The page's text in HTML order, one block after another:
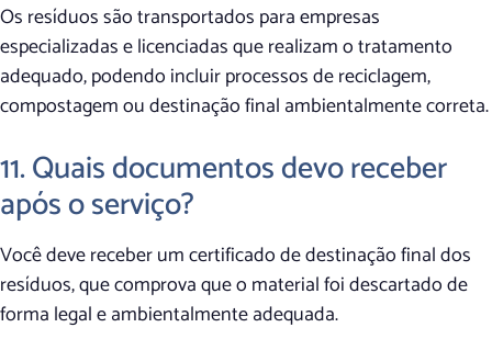
Os resíduos são transportados para empresas
especializadas e licenciadas que realizam o tratamento
adequado, podendo incluir processos de reciclagem,
compostagem ou destinação final ambientalmente correta.
11. Quais documentos devo receber
após o serviço?
Você deve receber um certificado de destinação final dos
resíduos, que comprova que o material foi descartado de
forma legal e ambientalmente adequada.